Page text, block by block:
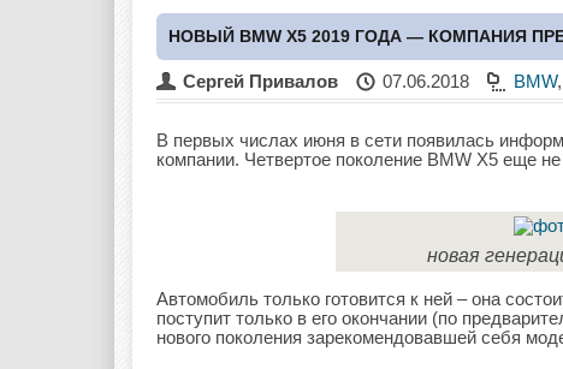
НОВЫЙ BMW X5 2019 ГОДА — КОМПАНИЯ
Сергей Привалов 07.06.2018 BMW,
В первых числах июня в сети появилась
компании. Четвертое поколение BMW X5 еще
новая
Автомобиль только готовится к ней – она
поступит только в его окончании (по
нового поколения зарекомендовавшей себя